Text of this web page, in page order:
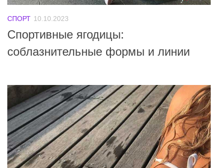
СПОРТ 10.10.2023
Спортивные ягодицы:
соблазнительные формы и линии